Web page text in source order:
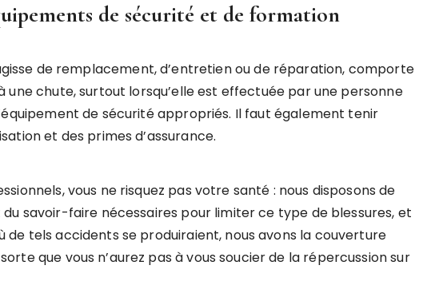
de sécurité et de formation
de remplacement, d’entretien ou de réparation, comporte
une chute, surtout lorsqu’elle est effectuée par une personne
de sécurité appropriés. Il faut également tenir
et des primes d’assurance.
vous ne risquez pas votre santé : nous disposons de
savoir-faire nécessaires pour limiter ce type de blessures, et
de tels accidents se produiraient, nous avons la couverture
que vous n’aurez pas à vous soucier de la répercussion sur